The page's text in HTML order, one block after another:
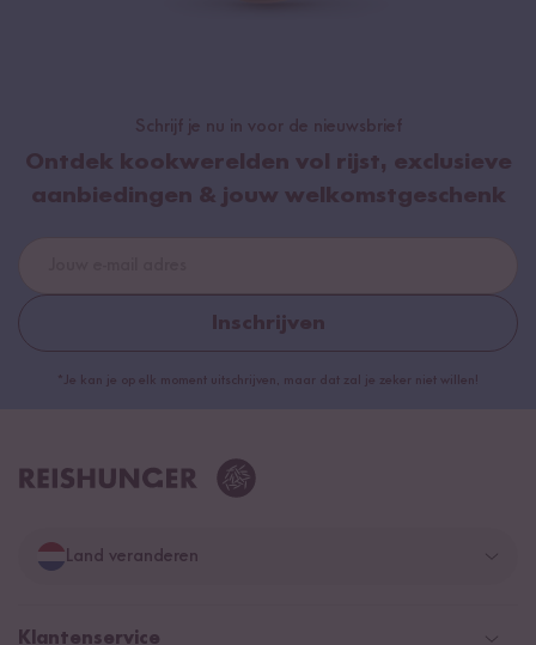
Schrijf je nu in voor de nieuwsbrief
Ontdek kookwerelden vol rijst, exclusieve
aanbiedingen & jouw welkomstgeschenk
Inschrijven
*Je kan je op elk moment uitschrijven, maar dat zal je zeker niet willen!
Land veranderen
Duitsland
Klantenservice